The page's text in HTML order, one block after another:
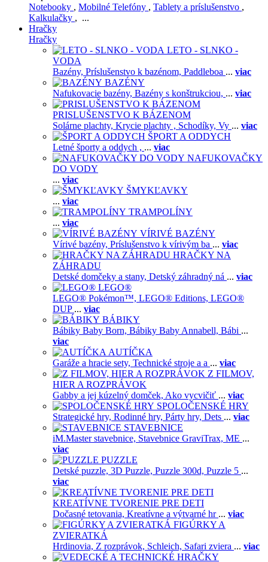
Notebooky , Mobilné Telefóny , Tablety a príslušenstvo ,
Kalkulačky , ...
Hračky
Hračky
LETO - SLNKO -
VODA
Bazény, Príslušenstvo k bazénom, Paddleboa ... viac
BAZÉNY
Nafukovacie bazény, Bazény s konštrukciou, ... viac
PRISLUŠENSTVO K BÁZENOM
Solárne plachty, Krycie plachty , Schodíky, Vy ... viac
ŠPORT A ODDYCH
Letné športy a oddych , ... viac
NAFUKOVAČKY
DO VODY
... viac
ŠMYKĽAVKY
... viac
TRAMPOLÍNY
... viac
VÍRIVÉ BAZÉNY
Vírivé bazény, Príslušenstvo k vírivým ba ... viac
HRAČKY NA
ZÁHRADU
Detské domčeky a stany, Detský záhradný ná ... viac
LEGO®
LEGO® Pokémon™, LEGO® Editions, LEGO®
DUP ... viac
BÁBIKY
Bábiky Baby Born, Bábiky Baby Annabell, Bábi ...
viac
AUTÍČKA
Garáže a hracie sety, Technické stroje a a ... viac
Z FILMOV,
HIER A ROZPRÁVOK
Gabby a jej kúzelný domček, Ako vycvičiť ... viac
SPOLOČENSKÉ HRY
Strategické hry, Rodinné hry, Párty hry, Dets ... viac
STAVEBNICE
iM.Master stavebnice, Stavebnice GraviTrax, ME ...
viac
PUZZLE
Detské puzzle, 3D Puzzle, Puzzle 300d, Puzzle 5 ...
viac
KREATÍVNE TVORENIE PRE DETI
Dočasné tetovania, Kreatívne a výtvarné hr ... viac
FIGÚRKY A
ZVIERATKÁ
Hrdinovia, Z rozprávok, Schleich, Safari zviera ... viac